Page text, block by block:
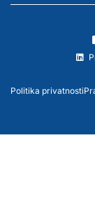
Politika privatnosti